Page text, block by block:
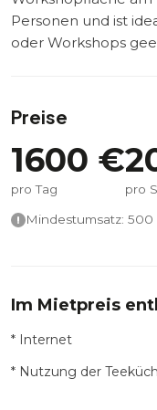
Personen und ist
oder Workshops
Preise
1600 €
pro Tag pro
Mindestumsatz: 500
Im Mietpreis
* Internet
* Nutzung der